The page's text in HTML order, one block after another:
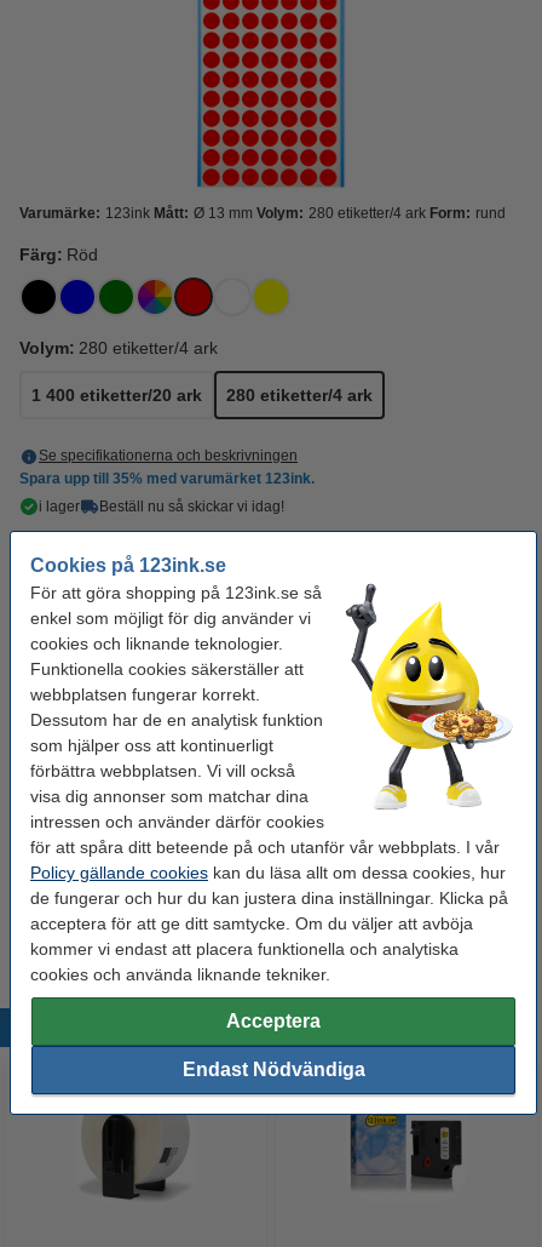
Cookies på 123ink.se
För att göra shopping på 123ink.se så
enkel som möjligt för dig använder vi
cookies och liknande teknologier.
Funktionella cookies säkerställer att
webbplatsen fungerar korrekt.
Dessutom har de en analytisk funktion
som hjälper oss att kontinuerligt
förbättra webbplatsen. Vi vill också
visa dig annonser som matchar dina
intressen och använder därför cookies
för att spåra ditt beteende på och utanför vår webbplats. I vår
Policy gällande cookies kan du läsa allt om dessa cookies, hur
de fungerar och hur du kan justera dina inställningar. Klicka på
acceptera för att ge ditt samtycke. Om du väljer att avböja
kommer vi endast att placera funktionella och analytiska
cookies och använda liknande tekniker.
Acceptera
Endast Nödvändiga
Varumärke: 123ink Mått: Ø 13 mm Volym: 280 etiketter/4 ark Form: rund
Färg: Röd
Volym: 280 etiketter/4 ark
1 400 etiketter/20 ark 280 etiketter/4 ark
Se specifikationerna och beskrivningen
Spara upp till 35% med varumärket 123ink.
i lager
Beställ nu så skickar vi idag!
22 kr
Behöver du fler?
Köp1.400stför endast
95 kr
Tips! Beställ andra färger!
Markeringspunkter Ø13mm svart | 123ink |
280st
22 kr
Markeringspunkter Ø13mm grön | 123ink |
280st
22 kr
Populära produkter